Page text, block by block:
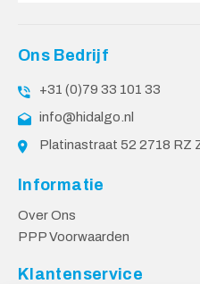
Ons Bedrijf
+31 (0)79 33 101 33
info@hidalgo.nl
Platinastraat 52 2718 RZ
Informatie
Over Ons
PPP Voorwaarden
Klantenservice